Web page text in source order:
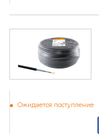
Ожидается поступление